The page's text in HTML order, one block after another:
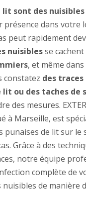
lit sont des
présence dans votre
peut rapidement
nuisiblesse cachent
, et même
constatez des
lit ou des taches de
des mesures.
à Marseille, est
punaises de lit sur le
Grâce à des
notre équipe
complète de
nuisibles de manière